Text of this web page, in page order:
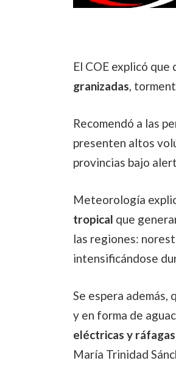
El COE explicó
granizadas,
Recomendó a las
presenten altos
provincias bajo
Meteorología
tropical que
las regiones:
intensificándose
Se espera además,
y en forma de
eléctricas y
María Trinidad